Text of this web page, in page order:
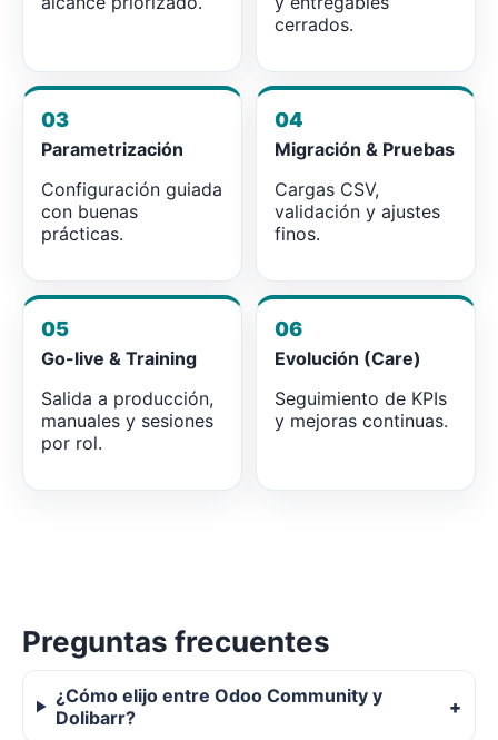
cerrados.
03
Parametrización
Configuración guiada
con buenas
prácticas.
04
Migración & Pruebas
Cargas CSV,
validación y ajustes
finos.
05
Go-live & Training
Salida a producción,
manuales y sesiones
por rol.
06
Evolución (Care)
Seguimiento de KPIs
y mejoras continuas.
Preguntas frecuentes
¿Cómo elijo entre Odoo Community y
Dolibarr?